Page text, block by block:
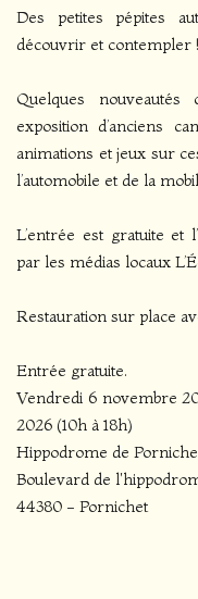
Des petites pépites
découvrir et contempler !
Quelques
exposition d’anciens
animations et jeux sur
l’automobile et de la
L’entrée est gratuite et
par les médias locaux
Restauration sur place
Entrée gratuite.
Vendredi 6 novembre
2026 (10h à 18h)
Hippodrome de
Boulevard de
44380 - Pornichet